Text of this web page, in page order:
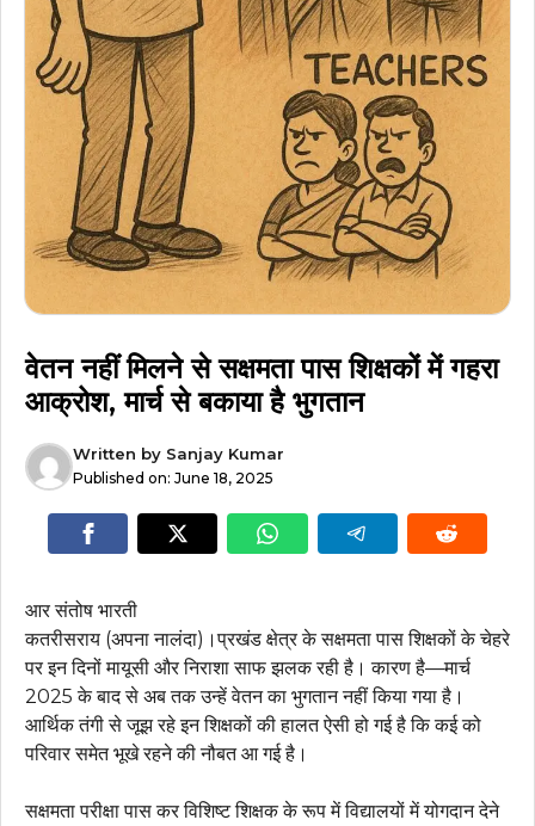
वेतन नहीं मिलने से सक्षमता पास शिक्षकों में गहरा
आक्रोश, मार्च से बकाया है भुगतान
Written by Sanjay Kumar
Published on: June 18, 2025
आर संतोष भारती
कतरीसराय (अपना नालंदा)।प्रखंड क्षेत्र के सक्षमता पास शिक्षकों के चेहरे
पर इन दिनों मायूसी और निराशा साफ झलक रही है। कारण है—मार्च
2025 के बाद से अब तक उन्हें वेतन का भुगतान नहीं किया गया है।
आर्थिक तंगी से जूझ रहे इन शिक्षकों की हालत ऐसी हो गई है कि कई को
परिवार समेत भूखे रहने की नौबत आ गई है।
सक्षमता परीक्षा पास कर विशिष्ट शिक्षक के रूप में विद्यालयों में योगदान देने